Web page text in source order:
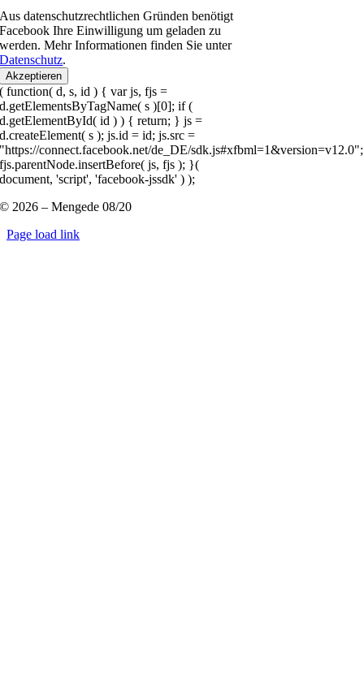
Aus datenschutzrechtlichen Gründen benötigt
Facebook Ihre Einwilligung um geladen zu
werden. Mehr Informationen finden Sie unter
Datenschutz.
Akzeptieren
( function( d, s, id ) { var js, fjs =
d.getElementsByTagName( s )[0]; if (
d.getElementById( id ) ) { return; } js =
d.createElement( s ); js.id = id; js.src =
"https://connect.facebook.net/de_DE/sdk.js#xfbml=1&version=v12.0";
fjs.parentNode.insertBefore( js, fjs ); }(
document, 'script', 'facebook-jssdk' ) );
© 2026 – Mengede 08/20
Page load link